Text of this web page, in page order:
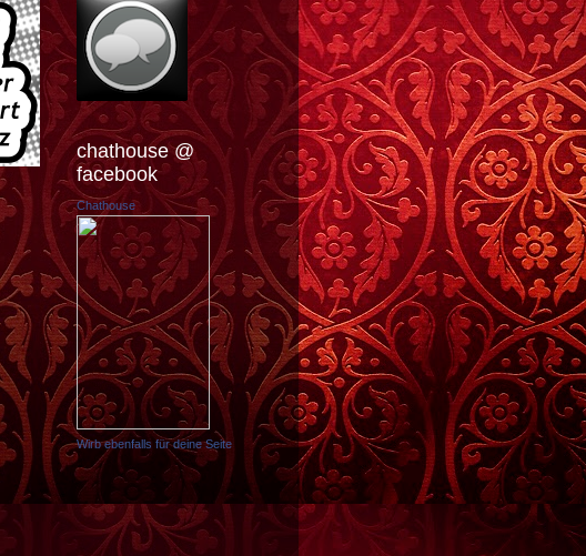
chathouse @
facebook
Chathouse
Wirb ebenfalls für deine Seite